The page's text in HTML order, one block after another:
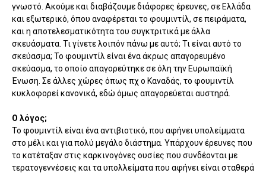
γνωστό. Ακούμε και διαβάζουμε διάφορες έρευνες, σε Ελλάδα
και εξωτερικό, όπου αναφέρεται το φουμιντίλ, σε πειράματα,
και η αποτελεσματικότητα του συγκτριτικά με άλλα
σκευάσματα. Τι γίνετε λοιπόν πάνω με αυτό; Τι είναι αυτό το
σκεύασμα; Το φουμιντίλ είναι ένα άκρως απαγορευμένο
σκεύασμα, το οποίο απαγορεύτηκε σε όλη την Ευρωπαϊκή
Ένωση. Σε άλλες χώρες όπως πχ ο Καναδάς, το φουμιντίλ
κυκλοφορεί κανονικά, εδώ όμως απαγορεύεται αυστηρά.
Ο λόγος;
Το φουμιντίλ είναι ένα αντιβιοτικό, που αφήνει υπολείμματα
στο μέλι και για πολύ μεγάλο διάστημα. Υπάρχουν έρευνες που
το κατέταξαν στις καρκινογόνες ουσίες που συνδέονται με
τερατογεννέσεις και τα υπολλείματα που αφήνει είναι σταθερά